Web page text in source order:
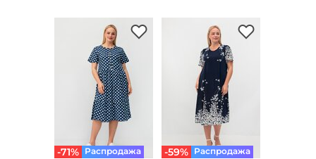
-71% Распродажа -59% Распродажа